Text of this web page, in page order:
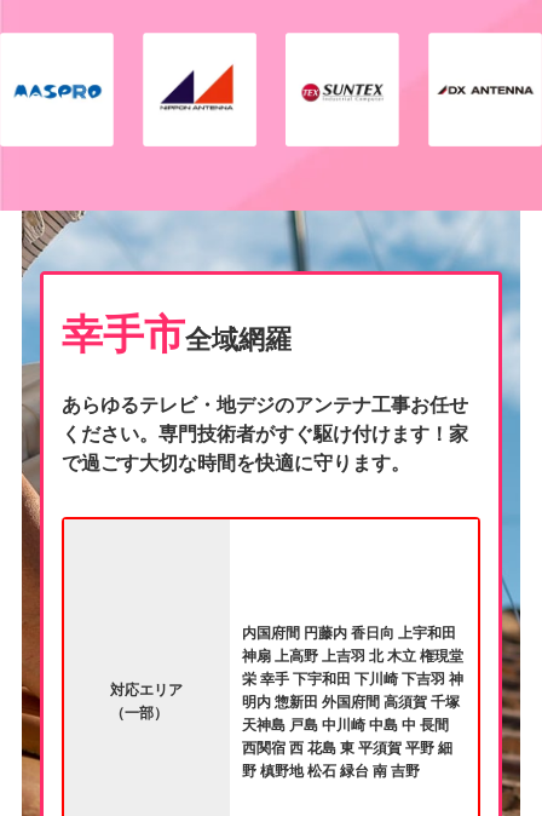
幸手市全域網羅
あらゆるテレビ・地デジのアンテナ工事お任せ
ください。専門技術者がすぐ駆け付けます！家
で過ごす大切な時間を快適に守ります。
対応エリア
（一部）
内国府間 円藤内 香日向 上宇和田
神扇 上高野 上吉羽 北 木立 権現堂
栄 幸手 下宇和田 下川崎 下吉羽 神
明内 惣新田 外国府間 高須賀 千塚
天神島 戸島 中川崎 中島 中 長間
西関宿 西 花島 東 平須賀 平野 細
野 槙野地 松石 緑台 南 吉野